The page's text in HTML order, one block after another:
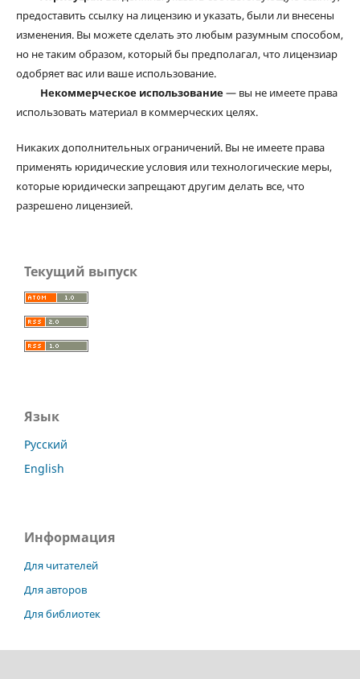
предоставить ссылку на лицензию и указать, были ли внесены
изменения. Вы можете сделать это любым разумным способом,
но не таким образом, который бы предполагал, что лицензиар
одобряет вас или ваше использование.
Некоммерческое использование— вы не имеете права
использовать материал в коммерческих целях.
Никаких дополнительных ограничений. Вы не имеете права
применять юридические условия или технологические меры,
которые юридически запрещают другим делать все, что
разрешено лицензией.
Текущий выпуск
Язык
Русский
English
Информация
Для читателей
Для авторов
Для библиотек